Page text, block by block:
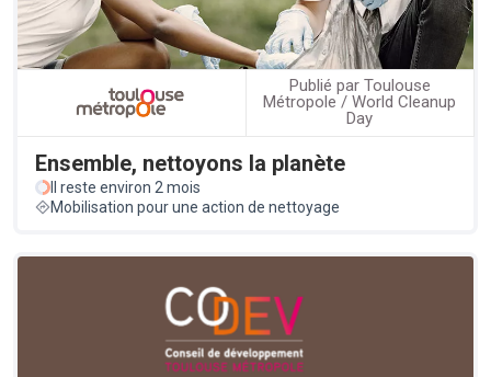
Publié par Toulouse
Métropole / World Cleanup
Day
Ensemble, nettoyons la planète
Il reste environ 2 mois
Mobilisation pour une action de nettoyage